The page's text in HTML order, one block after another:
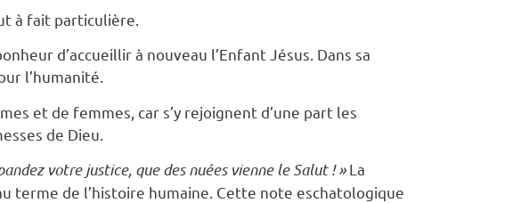
à fait particulière.
d’accueillir à nouveau l’Enfant Jésus. Dans sa
l’humanité.
et de femmes, car s’y rejoignent d’une part les
de Dieu.
votre justice, que des nuées vienne le Salut ! »La
terme de l’histoire humaine. Cette note eschatologique